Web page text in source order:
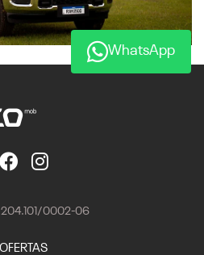
0002-06
OFERTAS
WhatsApp